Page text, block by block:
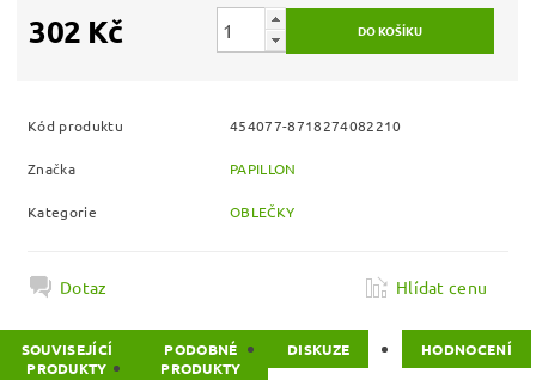
302 Kč
Kód produktu 454077-8718274082210
Značka PAPILLON
Kategorie OBLEČKY
Dotaz Hlídat cenu
SOUVISEJÍCÍ
PRODUKTY
PODOBNÉ
PRODUKTY
DISKUZE HODNOCENÍ